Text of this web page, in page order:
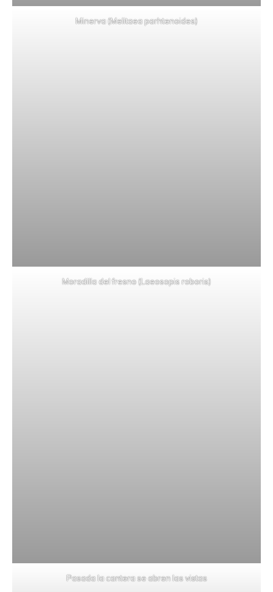
Minerva (Melitaea parhtenoides)
Moradilla del fresno (Laeosopis roboris)
Pasada la cantera se abren las vistas